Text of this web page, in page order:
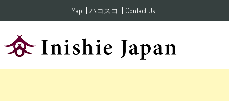
Map ハコスコ Contact Us